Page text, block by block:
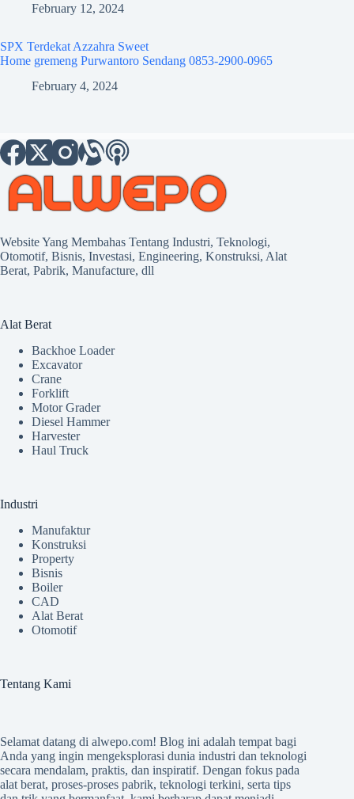
February 12, 2024
SPX Terdekat Azzahra Sweet
Home gremeng Purwantoro Sendang 0853-2900-0965
February 4, 2024
Website Yang Membahas Tentang Industri, Teknologi,
Otomotif, Bisnis, Investasi, Engineering, Konstruksi, Alat
Berat, Pabrik, Manufacture, dll
Alat Berat
Backhoe Loader
Excavator
Crane
Forklift
Motor Grader
Diesel Hammer
Harvester
Haul Truck
Industri
Manufaktur
Konstruksi
Property
Bisnis
Boiler
CAD
Alat Berat
Otomotif
Tentang Kami
Selamat datang di alwepo.com! Blog ini adalah tempat bagi
Anda yang ingin mengeksplorasi dunia industri dan teknologi
secara mendalam, praktis, dan inspiratif. Dengan fokus pada
alat berat, proses-proses pabrik, teknologi terkini, serta tips